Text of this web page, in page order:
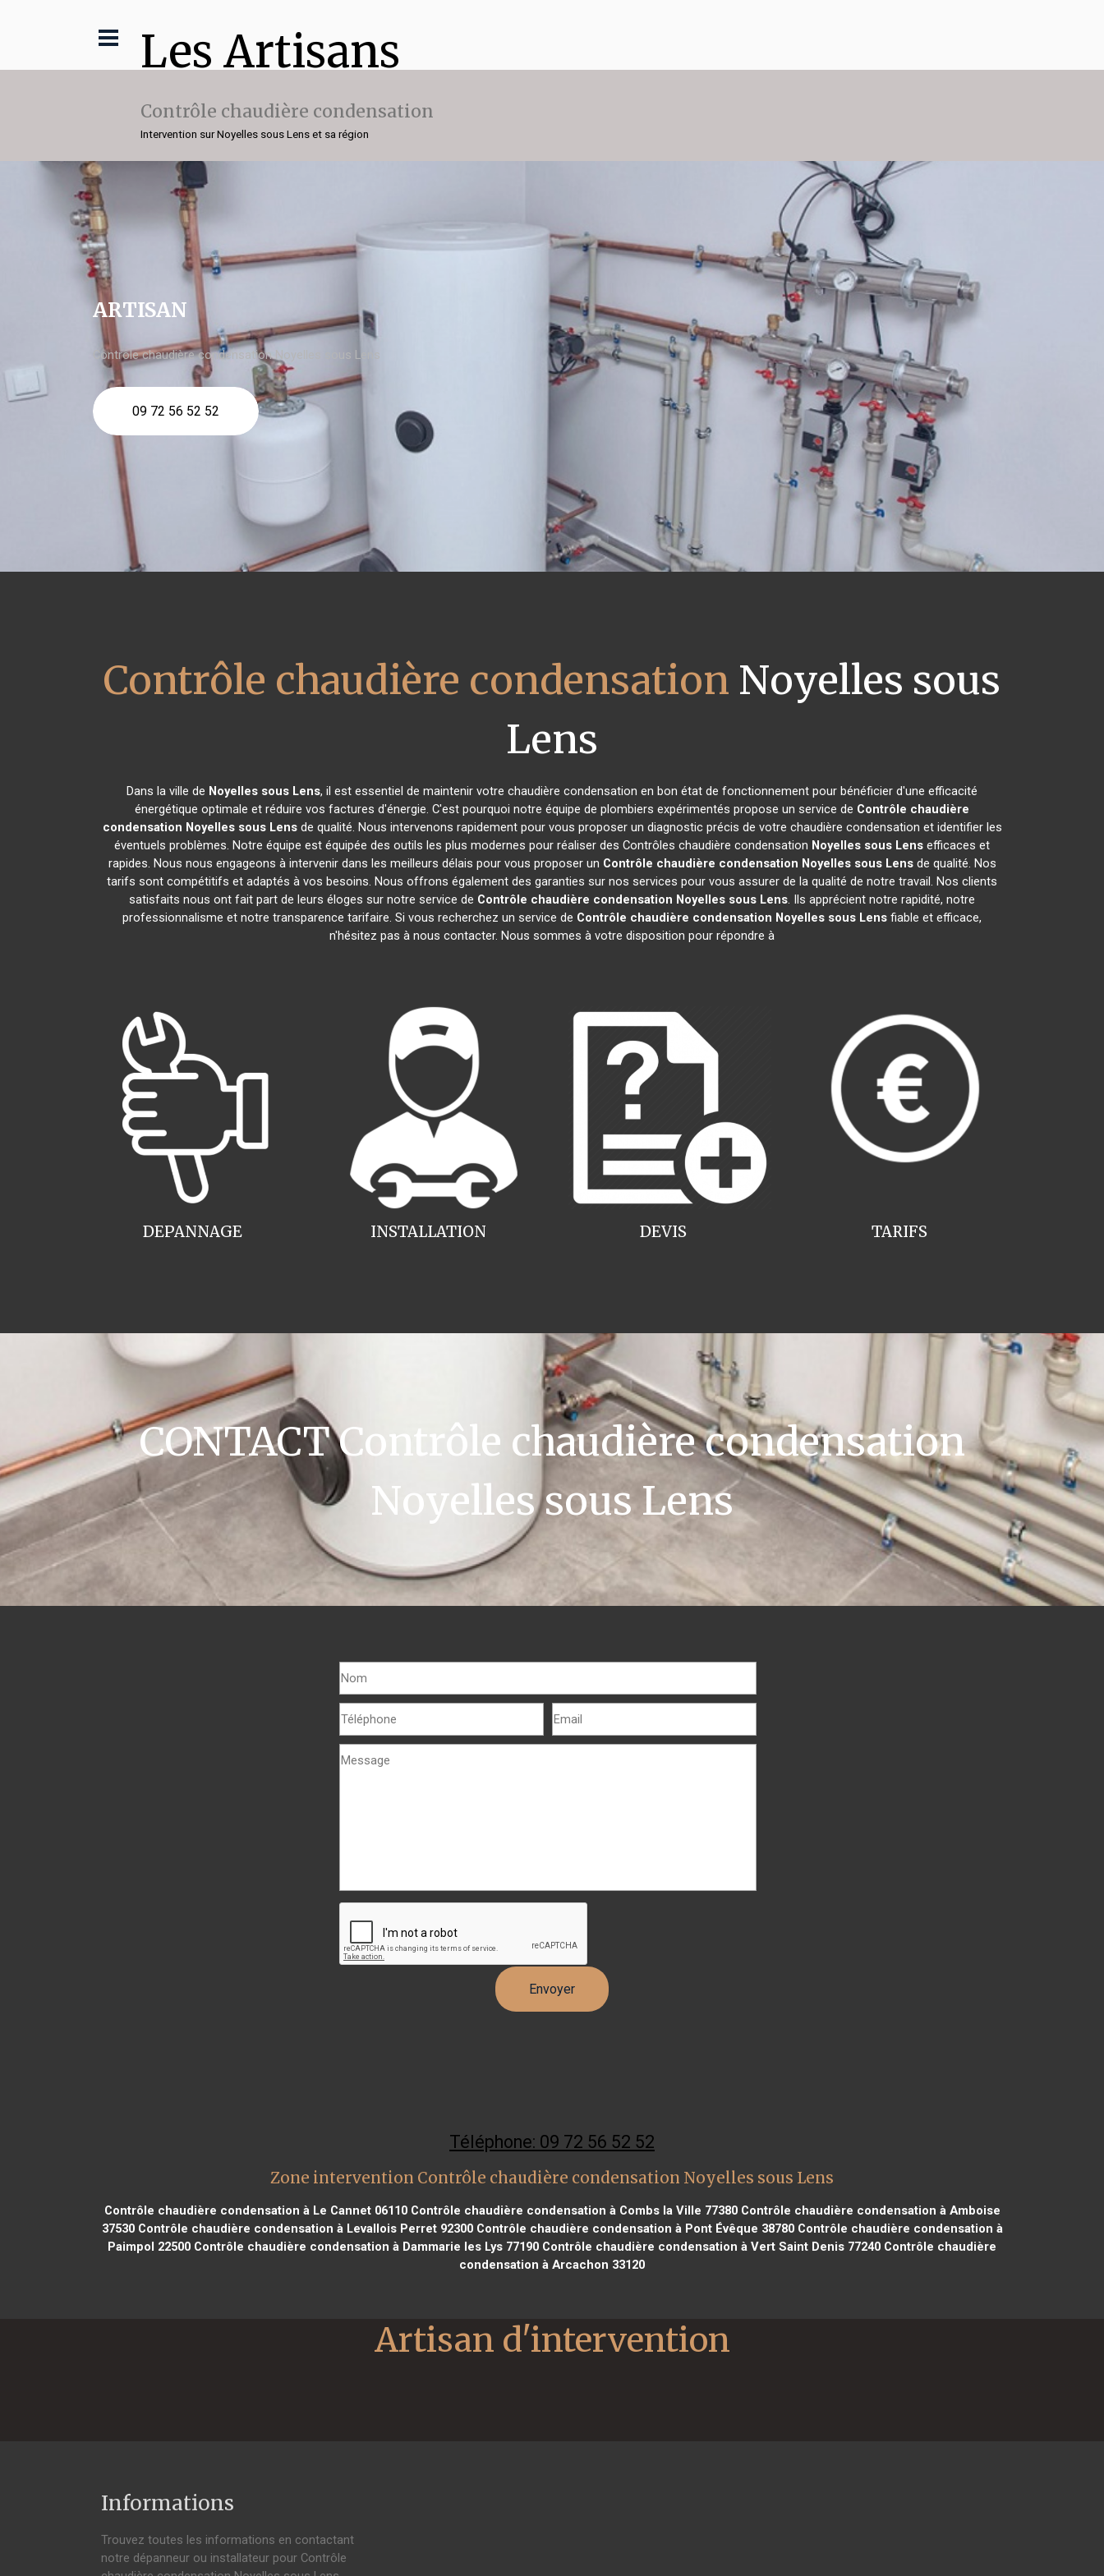
Les Artisans
Contrôle chaudière condensation
Intervention sur Noyelles sous Lens et sa région
ARTISAN
Contrôle chaudière condensation Noyelles sous Lens
09 72 56 52 52
Contrôle chaudière condensation Noyelles sous
Lens
Dans la ville de Noyelles sous Lens, il est essentiel de maintenir votre chaudière condensation en bon état de fonctionnement pour bénéficier d'une efficacité
énergétique optimale et réduire vos factures d'énergie. C'est pourquoi notre équipe de plombiers expérimentés propose un service de Contrôle chaudière
condensation Noyelles sous Lensde qualité. Nous intervenons rapidement pour vous proposer un diagnostic précis de votre chaudière condensation et identifier les
éventuels problèmes. Notre équipe est équipée des outils les plus modernes pour réaliser des Contrôles chaudière condensation Noyelles sous Lens efficaces et
rapides. Nous nous engageons à intervenir dans les meilleurs délais pour vous proposer un Contrôle chaudière condensation Noyelles sous Lensde qualité. Nos
tarifs sont compétitifs et adaptés à vos besoins. Nous offrons également des garanties sur nos services pour vous assurer de la qualité de notre travail. Nos clients
satisfaits nous ont fait part de leurs éloges sur notre service de Contrôle chaudière condensation Noyelles sous Lens. Ils apprécient notre rapidité, notre
professionnalisme et notre transparence tarifaire. Si vous recherchez un service de Contrôle chaudière condensation Noyelles sous Lens fiable et efficace,
n'hésitez pas à nous contacter. Nous sommes à votre disposition pour répondre à
INSTALLATION
DEPANNAGE TARIFS
DEVIS
CONTACT Contrôle chaudière condensation
Noyelles sous Lens
Téléphone: 09 72 56 52 52
Zone intervention Contrôle chaudière condensation Noyelles sous Lens
Contrôle chaudière condensation à Le Cannet 06110Contrôle chaudière condensation à Combs la Ville 77380Contrôle chaudière condensation à Amboise
37530Contrôle chaudière condensation à Levallois Perret 92300Contrôle chaudière condensation à Pont Évêque 38780Contrôle chaudière condensation à
Paimpol 22500 Contrôle chaudière condensation à Dammarie les Lys 77190 Contrôle chaudière condensation à Vert Saint Denis 77240 Contrôle chaudière
condensation à Arcachon 33120
Informations
Trouvez toutes les informations en contactant
notre dépanneur ou installateur pour Contrôle
Artisan d'intervention